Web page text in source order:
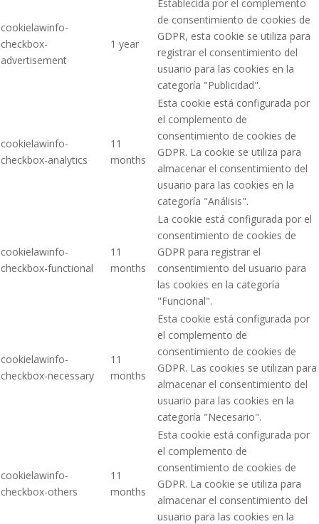
cookielawinfo-
checkbox-
advertisement
1 year
Establecida por el complemento
de consentimiento de cookies de
GDPR, esta cookie se utiliza para
registrar el consentimiento del
usuario para las cookies en la
categoría "Publicidad".
cookielawinfo-
checkbox-analytics
11
months
Esta cookie está configurada por
el complemento de
consentimiento de cookies de
GDPR. La cookie se utiliza para
almacenar el consentimiento del
usuario para las cookies en la
categoría "Análisis".
cookielawinfo-
checkbox-functional
11
months
La cookie está configurada por el
consentimiento de cookies de
GDPR para registrar el
consentimiento del usuario para
las cookies en la categoría
"Funcional".
cookielawinfo-
checkbox-necessary
11
months
Esta cookie está configurada por
el complemento de
consentimiento de cookies de
GDPR. Las cookies se utilizan para
almacenar el consentimiento del
usuario para las cookies en la
categoría "Necesario".
cookielawinfo-
checkbox-others
11
months
Esta cookie está configurada por
el complemento de
consentimiento de cookies de
GDPR. La cookie se utiliza para
almacenar el consentimiento del
usuario para las cookies en la